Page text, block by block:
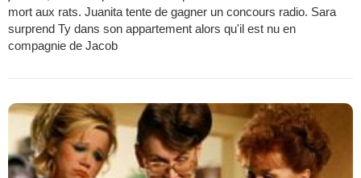
mort aux rats. Juanita tente de gagner un concours radio. Sara
surprend Ty dans son appartement alors qu'il est nu en
compagnie de Jacob